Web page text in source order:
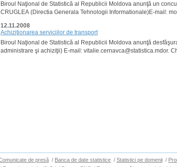
Biroul Naţional de Statistică al Republicii Moldova anunţă un
CRUGLEA (Directia Generala Tehnologii Informationale)E-mail:
12.11.2008
Achiziţionarea serviciilor de transport
Biroul Naţional de Statistică al Republicii Moldova anunţă
administrare şi achiziţii) E-mail: vitalie.cernavca@statistica.mdor.
de presă / Banca de date statistice / Statistici pe domenii /